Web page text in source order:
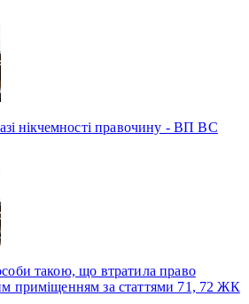
нікчемності правочину - ВП ВС
такою, що втратила право
приміщенням за статтями 71, 72 ЖК